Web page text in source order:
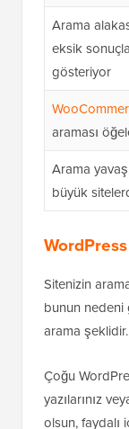
Arama
eksik
gösteriyor
araması
Arama
büyük
Sitenizin
bunun nedeni
arama şeklidir.
Çoğu
yazılarınız
olsun, faydalı